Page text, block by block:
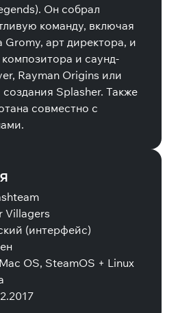
Он собрал
команду, включая
Gromy, арт директора, и
и саунд-
Rayman Origins или
Splasher. Также
совместно с
Villagers
(интерфейс)
OS, SteamOS + Linux